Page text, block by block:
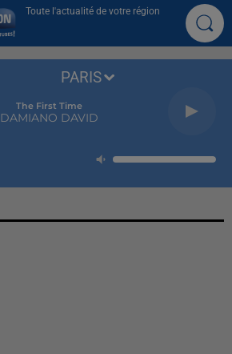
Toute l'actualité de votre région
The First Time
DAMIANO DAVID
PARIS